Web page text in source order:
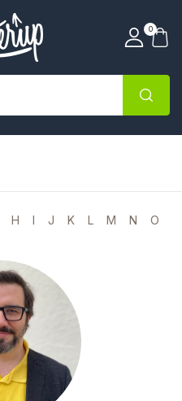
0
H I J K L M N O